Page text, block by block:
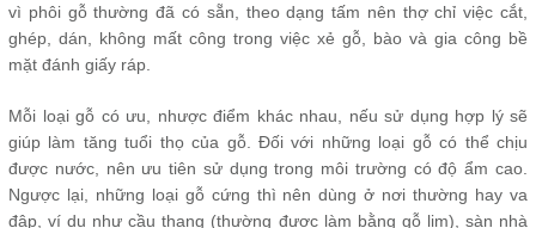
vì phôi gỗ thường đã có sẵn, theo dạng tấm nên thợ chỉ việc cắt,
ghép, dán, không mất công trong việc xẻ gỗ, bào và gia công bề
mặt đánh giấy ráp.
Mỗi loại gỗ có ưu, nhược điểm khác nhau, nếu sử dụng hợp lý sẽ
giúp làm tăng tuổi thọ của gỗ. Đối với những loại gỗ có thể chịu
được nước, nên ưu tiên sử dụng trong môi trường có độ ẩm cao.
Ngược lại, những loại gỗ cứng thì nên dùng ở nơi thường hay va
đập, ví dụ như cầu thang (thường được làm bằng gỗ lim), sàn nhà